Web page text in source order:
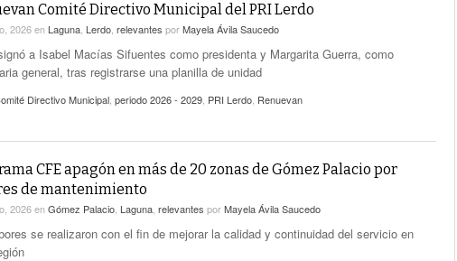
Comité Directivo Municipal del PRI Lerdo
2026en Laguna Lerdo relevantes porMayela Ávila Saucedo
a Isabel Macías Sifuentes como presidenta y Margarita Guerra, como
general, tras registrarse una planilla de unidad
Directivo Municipal periodo 2026 - 2029 PRI Lerdo Renuevan
CFE apagón en más de 20 zonas de Gómez Palacio por
de mantenimiento
2026enGómez Palacio Laguna relevantes porMayela Ávila Saucedo
se realizaron con el fin de mejorar la calidad y continuidad del servicio en